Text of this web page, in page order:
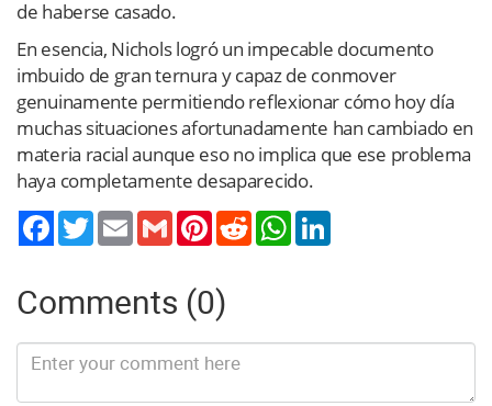
de haberse casado.
En esencia, Nichols logró un impecable documento
imbuido de gran ternura y capaz de conmover
genuinamente permitiendo reflexionar cómo hoy día
muchas situaciones afortunadamente han cambiado en
materia racial aunque eso no implica que ese problema
haya completamente desaparecido.
TwitterEmail Gmail PinterestReddit WhatsApp
Comments (0)